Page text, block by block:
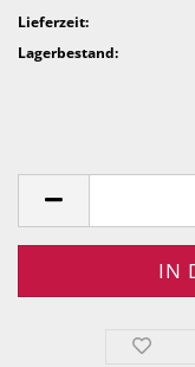
Lieferzeit:
Lagerbestand: